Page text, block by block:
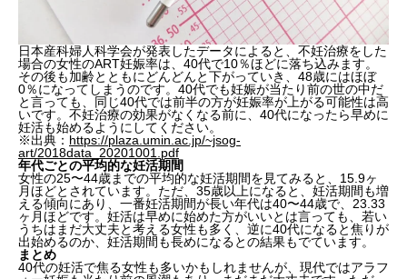
日本産科婦人科学会が発表したデータによると、不妊治療をした
場合の女性のART妊娠率は、40代で10％ほどに落ち込みます。
その後も加齢とともにどんどんと下がっていき、48歳にはほぼ
0％になってしまうのです。40代でも妊娠が当たり前の世の中だ
と言っても、同じ40代では前半の方が妊娠率が上がる可能性は高
いです。不妊治療の効果がなくなる前に、40代になったら早めに
妊活も始めるようにしてください。
※出典： https://plaza.umin.ac.jp/~jsog-
art/2018data_20201001.pdf
年代ごとの平均的な妊活期間
女性の25〜44歳までの平均的な妊活期間を見てみると、15.9ヶ
月ほどとされています。ただ、35歳以上になると、妊活期間も増
える傾向にあり、一番妊活期間が長い年代は40〜44歳で、23.33
ヶ月ほどです。妊活は早めに始めた方がいいとは言っても、若い
うちはまだ大丈夫と考える女性も多く、逆に40代になると焦りが
出始めるのか、妊活期間も長めになるとの結果もでています。
まとめ
40代の妊活で焦る女性も多いかもしれませんが、現代ではアラフ